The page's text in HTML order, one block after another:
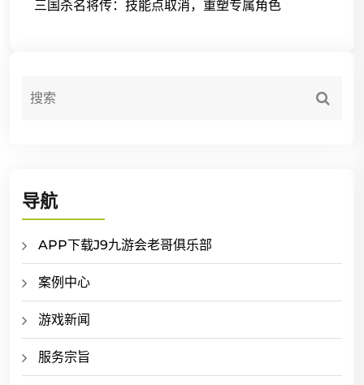
三国杀名将传：技能点取消，重塑专属角色
导航
APP下载J9九游会老哥俱乐部
案例中心
游戏新闻
服务宗旨